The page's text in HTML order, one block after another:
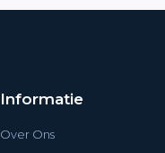
Informatie
Over Ons